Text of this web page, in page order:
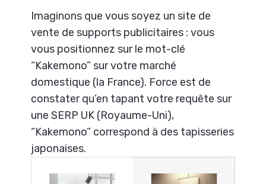
Imaginons que vous soyez un site de
vente de supports publicitaires : vous
vous positionnez sur le mot-clé
“Kakemono” sur votre marché
domestique (la France). Force est de
constater qu’en tapant votre requête sur
une SERP UK (Royaume-Uni),
“Kakemono” correspond à des tapisseries
japonaises.